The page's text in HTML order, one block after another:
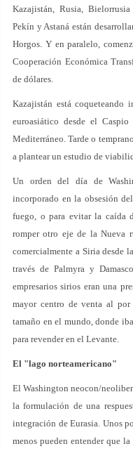
Kazajistán, Rusia,
Pekín y Astaná están
Horgos. Y en paralelo,
Cooperación Económica
de dólares.
Kazajistán está
euroasiático desde el
Mediterráneo. Tarde o
a plantear un estudio de
Un orden del día de
incorporado en la obsesión
fuego, o para evitar la caída
romper otro eje de la Nueva
comercialmente a Siria desde
través de Palmyra y
empresarios sirios eran una
mayor centro de venta al por
tamaño en el mundo, donde
para revender en el Levante.
El "lago norteamericano"
El Washington neocon/
la formulación de una
integración de Eurasia. Unos
menos pueden entender que la